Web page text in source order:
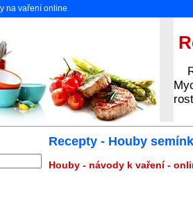
na vaření online
Recepty - Houby
Houby - návody k vaření -